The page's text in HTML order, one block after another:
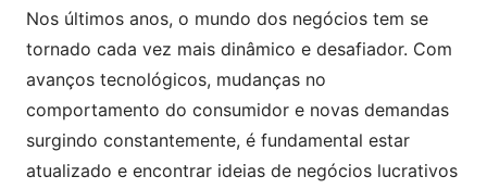
Nos últimos anos, o mundo dos negócios tem se
tornado cada vez mais dinâmico e desafiador. Com
avanços tecnológicos, mudanças no
comportamento do consumidor e novas demandas
surgindo constantemente, é fundamental estar
atualizado e encontrar ideias de negócios lucrativos